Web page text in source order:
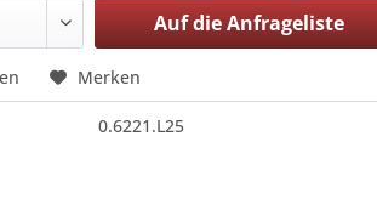
Auf dieAnfrageliste
Merken
0.6221.L25